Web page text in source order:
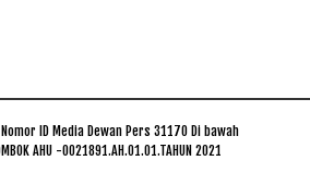
ID Media Dewan Pers 31170 Di bawah
AHU -0021891.AH.01.01.TAHUN 2021